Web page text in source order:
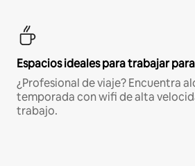
Espacios ideales para trabajar
¿Profesional de viaje? Encuentra
temporada con wifi de alta
trabajo.